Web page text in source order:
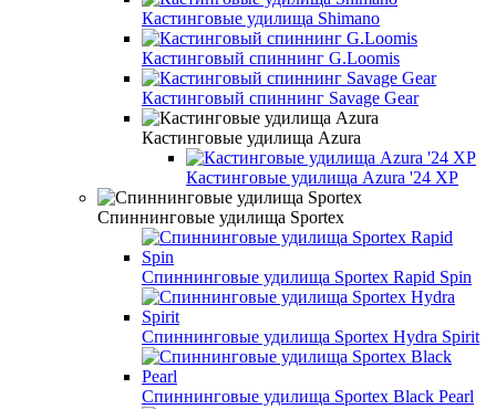
Кастинговые удилища Shimano
Кастинговый спиннинг G.Loomis
Кастинговый спиннинг Savage Gear
Кастинговые удилища Azura
Кастинговые удилища Azura '24 XP
Спиннинговые удилища Sportex
Спиннинговые удилища Sportex Rapid Spin
Спиннинговые удилища Sportex Hydra Spirit
Спиннинговые удилища Sportex Black Pearl